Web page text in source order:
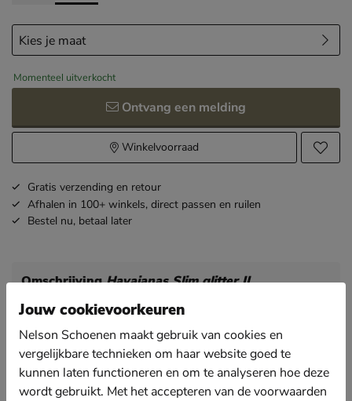
Momenteel uitverkocht
Ontvang een melding
Winkelvoorraad
Gratis verzending en retour
Afhalen in 100+ winkels, direct passen en ruilen
Bestel nu, betaal later
OmschrijvingHavaianas Slim glitter II
Havaianas Slim glitter II dames teenslipper
Een Beach Wedding is helemaal in. Draag deze glitter
Havaianas op een bruiloft en loop er super
comfortabel bij.
Jouw cookievoorkeuren
Nelson Schoenen maakt gebruik van cookies en
vergelijkbare technieken om haar website goed te
kunnen laten functioneren en om te analyseren hoe deze
wordt gebruikt. Met het accepteren van de voorwaarden